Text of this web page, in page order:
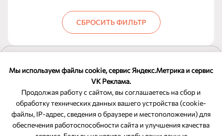
Мы используем файлы cookie, сервис Яндекс.Метрика и сервис
VK Реклама.
Продолжая работу с сайтом, вы соглашаетесь на сбор и
обработку технических данных вашего устройства (cookie-
файлы, IP-адрес, сведения о браузере и местоположении) для
обеспечения работоспособности сайта и улучшения качества
СБРОСИТЬ ФИЛЬТР
ОБРАТНАЯ СВЯЗЬ